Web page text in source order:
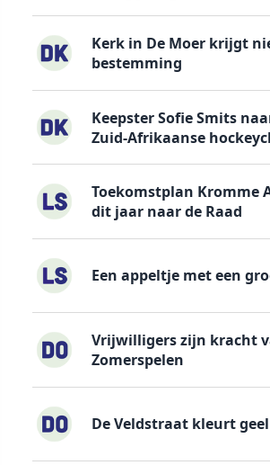
Kerk in De Moer krijgt
bestemming
Keepster Sofie Smits
Zuid-Afrikaanse
Toekomstplan Kromme
dit jaar naar de Raad
Een appeltje met een
Vrijwilligers zijn kracht
Zomerspelen
De Veldstraat kleurt geel